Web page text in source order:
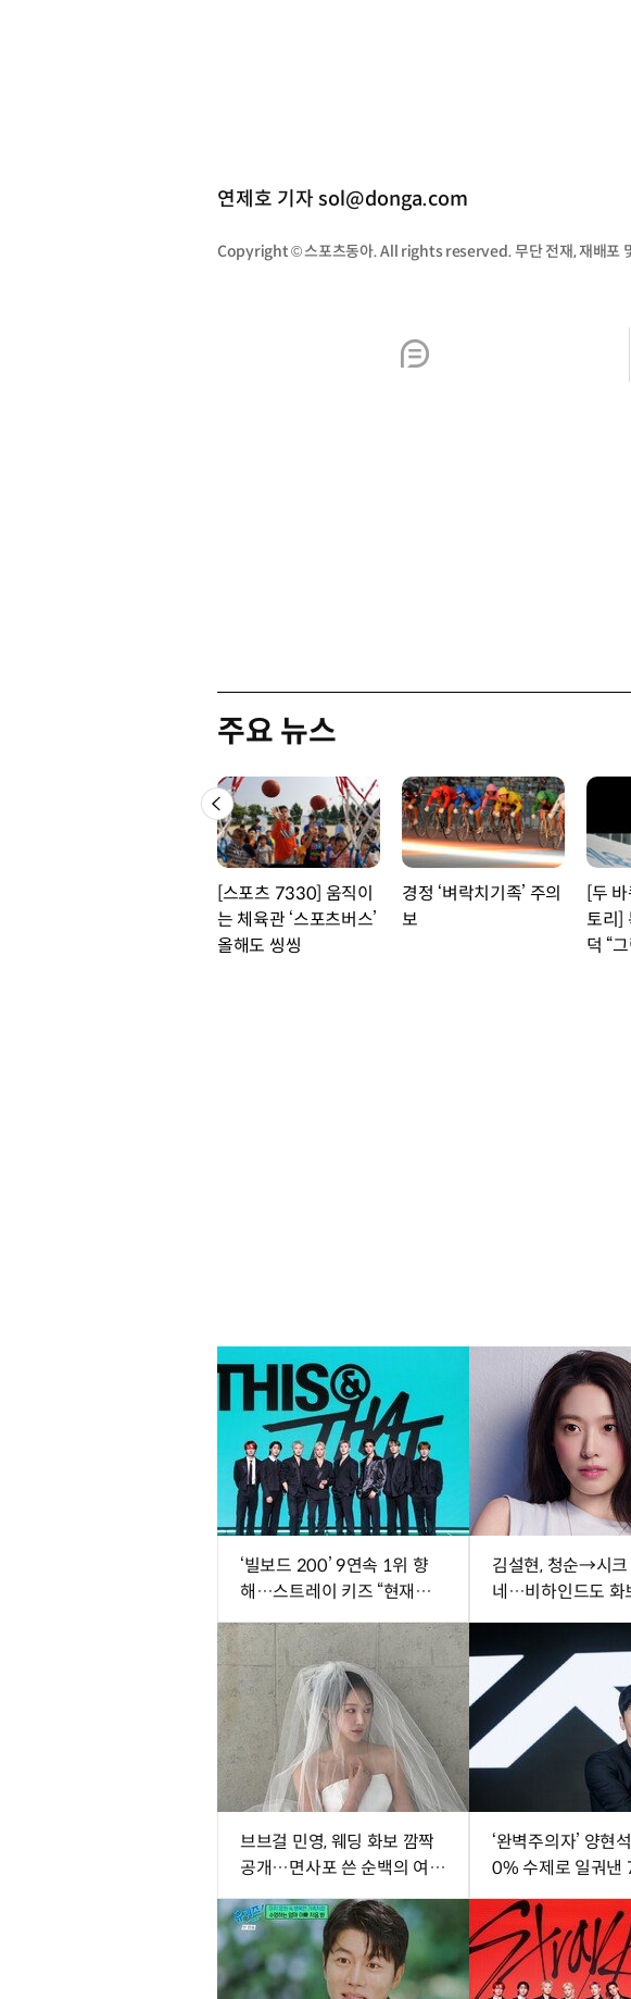
연제호 기자 sol@donga.com
Copyright © 스포츠동아. All rights reserved. 무단 전재, 재배포
주요 뉴스
[스포츠 7330] 움직이
는 체육관 ‘스포츠버스’
올해도 씽씽
경정 ‘벼락치기족’ 주의
보
[두
토리]
덕 “
‘빌보드 200’ 9연속 1위 향
해…스트레이 키즈 “현재에
최선다할 것” (종합)[DA현장]
김설현, 청순→시크
네…비하인드도 화
브브걸 민영, 웨딩 화보 깜짝
공개…면사포 쓴 순백의 여신
[DA★]
‘완벽주의자’ 양현
0% 수제로 일궈낸
의 기적